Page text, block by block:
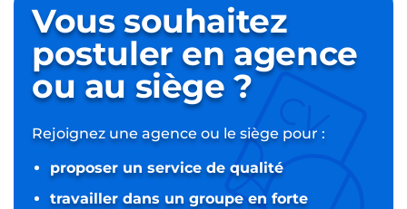
Vous souhaitez
postuleren agence
ou au siège ?
Rejoignez une agence ou le siège pour :
proposer un service de qualité
travailler dans un groupe en forte